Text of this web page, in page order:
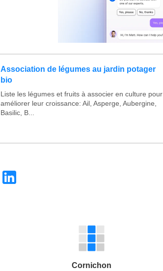
Association de légumes au jardin potager
bio
Liste les légumes et fruits à associer en culture pour
améliorer leur croissance: Ail, Asperge, Aubergine,
Basilic, B...
Cornichon